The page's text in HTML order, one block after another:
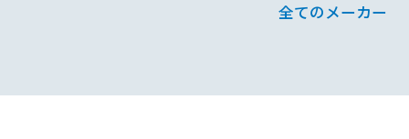
全てのメーカー